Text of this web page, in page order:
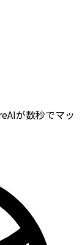
が数秒でマッ